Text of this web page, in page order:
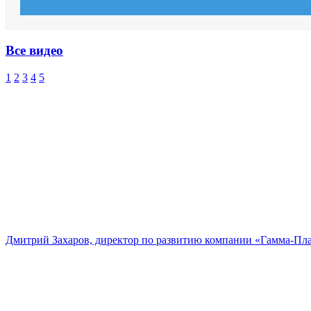
Все видео
1 2 3 4 5
Дмитрий Захаров, директор по развитию компании «Гамма-